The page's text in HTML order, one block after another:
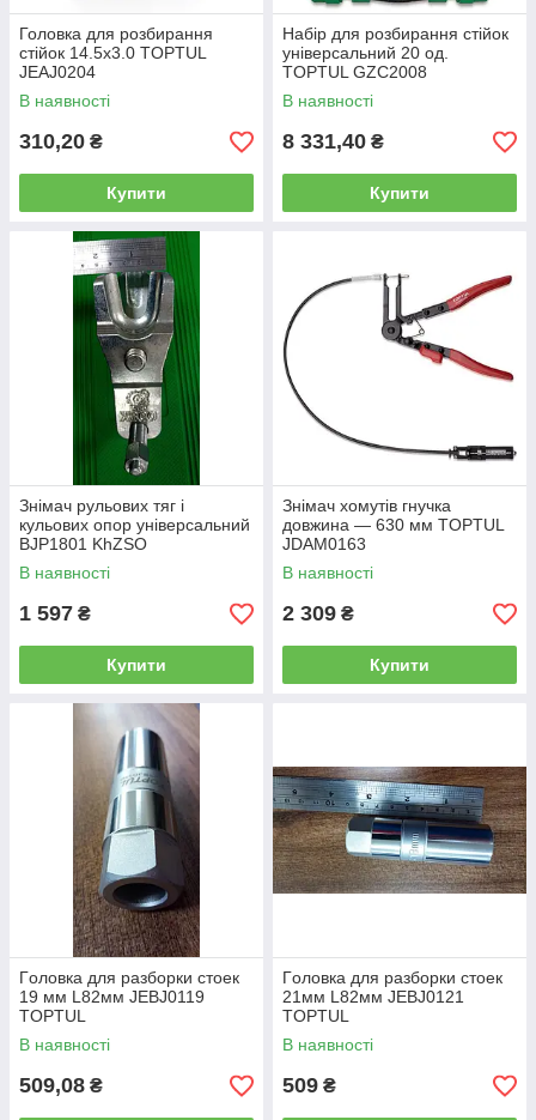
Головка для розбирання
стійок 14.5x3.0 TOPTUL
JEAJ0204
В наявності
310,20 ₴
Купити
Набір для розбирання стійок
універсальний 20 од.
TOPTUL GZC2008
В наявності
8 331,40 ₴
Купити
Знімач рульових тяг і
кульових опор універсальний
BJP1801 KhZSO
В наявності
1 597 ₴
Купити
Знімач хомутів гнучка
довжина — 630 мм TOPTUL
JDAM0163
В наявності
2 309 ₴
Купити
Гoлoвкa для paзбopки cтoeк
19 мм L82мм JEBJ0119
TOPTUL
В наявності
509,08 ₴
Гoлoвкa для paзбopки cтoeк
21мм L82мм JEBJ0121
TOPTUL
В наявності
509 ₴